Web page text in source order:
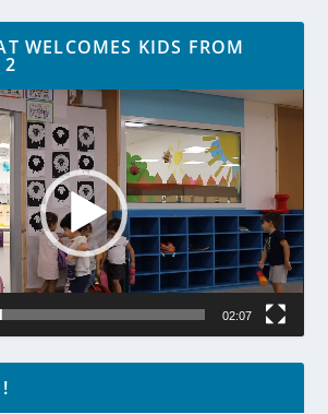
WELCOMES KIDS FROM
2
02:07